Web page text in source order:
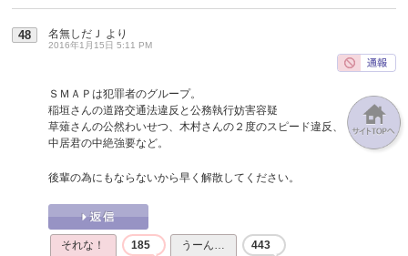
48 名無しだＪ より
2016年1月15日 5:11 PM
ＳＭＡＰは犯罪者のグループ。
稲垣さんの道路交通法違反と公務執行妨害容疑
草薙さんの公然わいせつ、木村さんの２度のスピード違反、
中居君の中絶強要など。
後輩の為にもならないから早く解散してください。
それな！ 185 うーん… 443